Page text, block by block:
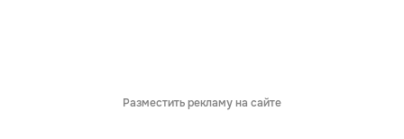
Разместить рекламу на сайте